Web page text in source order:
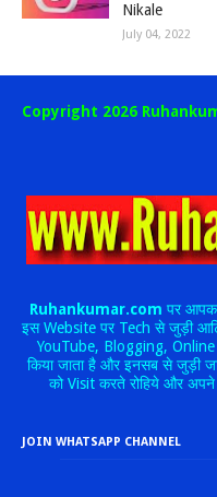
Nikale
July 04, 2022
Copyright 2026
Ruhankumar.com पर
इस Website पर Tech से जुड़ी
YouTube, Blogging,
किया जाता है और इनसब से जुड़ी
को Visit करते रोहिये और
JOIN WHATSAPP CHANNEL